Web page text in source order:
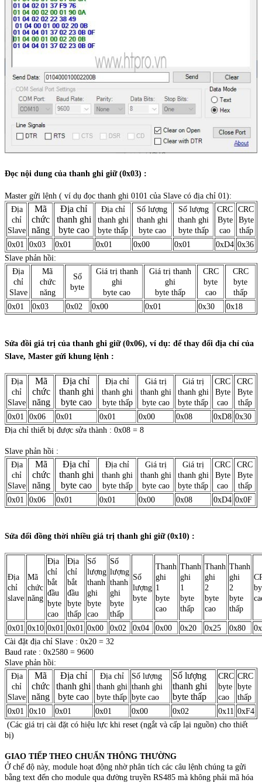
Đọc nội dung của thanh ghi giữ (0x03) :
Master gửi lệnh ( ví dụ đọc thanh ghi 0101 của Slave có địa chỉ 01):
Địa
chỉ
Slave
Mã
chức
năng
Địa chỉ
thanh ghi
byte cao
Địa chỉ
thanh ghi
byte thấp
Số lượng
thanh ghi
byte cao
Số lượng
thanh ghi
byte thấp
CRC
Byte
cao
CRC
Byte
thấp
0x01
0x03 0x01 0x01 0x00 0x01 0xD4 0x36
Slave phản hồi:
Địa
chỉ
Slave
Mã
chức
năng
Số
byte
Giá trị thanh
ghi
byte cao
Giá trị thanh
ghi
byte thấp
CRC
byte
cao
CRC
byte
thấp
0x01
0x03 0x02 0x00 0x01 0x30 0x18
Sửa đồi giá trị của thanh ghi giữ (0x06), ví dụ: để thay đổi địa chỉ của
Slave, Master gửi khung lệnh :
Địa
chỉ
Slave
Mã
chức
năng
Địa chỉ
thanh ghi
byte cao
Địa chỉ
thanh ghi
byte thấp
Giá trị
thanh ghi
byte cao
Giá trị
thanh ghi
byte thấp
CRC
Byte
cao
CRC
Byte
thấp
0x01
0x06 0x01 0x01 0x00 0x08 0xD8 0x30
Địa chỉ thiết bị được sửa thành : 0x08 = 8
Slave phản hồi :
Địa
chỉ
Slave
Mã
chức
năng
Địa chỉ
thanh ghi
byte cao
Địa chỉ
thanh ghi
byte thấp
Giá trị
thanh ghi
byte cao
Giá trị
thanh ghi
byte thấp
CRC
Byte
cao
CRC
Byte
thấp
0x01
0x06 0x01 0x01 0x00 0x08 0xD4 0x0F
Sửa đổi đồng thời nhiều giá trị thanh ghi giữ (0x10) :
Địa
chỉ
slave
Mã
chức
năng
Địa
chỉ
bắt
đầu
byte
cao
Địa
chỉ
bắt
đầu
byte
thấp
Số
lượng
thanh
ghi
byte
cao
Số
lượng
thanh
ghi
byte
thấp
Số
lượng
byte
Thanh
ghi
1
byte
cao
Thanh
ghi
1
byte
thấp
Thanh
ghi
2
byte
cao
Thanh
ghi
2
byte
thấp
0x01 0x10 0x01 0x01 0x00 0x02 0x04 0x00 0x20 0x25 0x80
Cài đặt địa chỉ Slave : 0x20 = 32
Baud rate : 0x2580 = 9600
Slave phản hồi:
Địa
chỉ
Slave
Mã
chức
năng
Địa chỉ
thanh ghi
byte cao
Địa chỉ
thanh ghi
byte thấp
Số lượng
thanh ghi
byte cao
Số lượng
thanh ghi
byte thấp
CRC
byte
cao
CRC
byte
thấp
0x01
0x10 0x01 0x01 0x00 0x02 0x11 0xF4
(Các giá trị cài đặt có hiệu lực khi reset (ngắt và cấp lại nguồn) cho thiết
bị)
GIAO TIẾP THEO CHUẨN THÔNG THƯỜNG
Ở chế độ này, module hoạt động nhờ phân tích các câu lệnh chúng ta gửi
bằng text đến cho module qua đường truyền RS485 mà không phải mã hóa